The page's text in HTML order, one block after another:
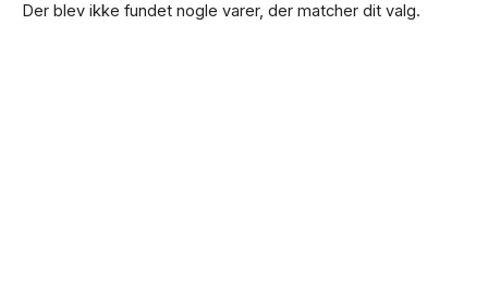
Der blev ikke fundet nogle varer, der matcher dit valg.